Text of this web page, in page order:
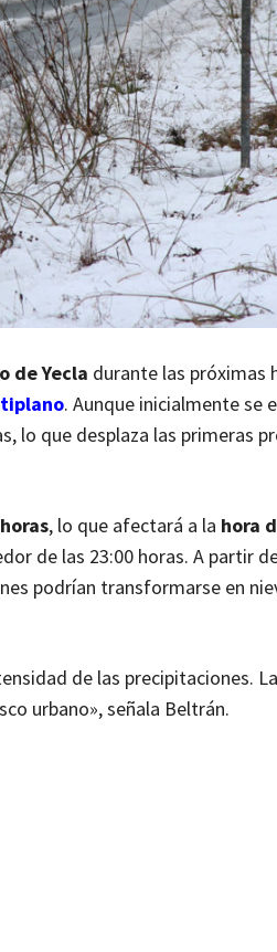
de Yecla durante las próximas
. Aunque inicialmente se
lo que desplaza las primeras
, lo que afectará a la hora
de las 23:00 horas. A partir
podrían transformarse en
de las precipitaciones.
urbano», señala Beltrán.